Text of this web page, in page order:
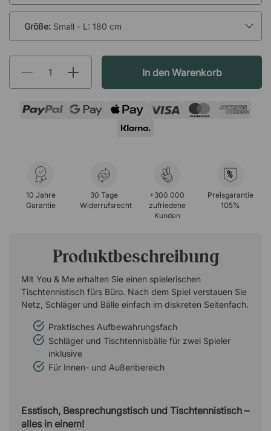
Größe: Small - L: 180 cm
In den Warenkorb
10 Jahre
Garantie
30 Tage
Widerrufsrecht
+300 000
zufriedene
Kunden
%
Preisgarantie
105%
Produktbeschreibung
Mit You & Me erhalten Sie einen spielerischen
Tischtennistisch fürs Büro. Nach dem Spiel verstauen Sie
Netz, Schläger und Bälle einfach im diskreten Seitenfach.
Praktisches Aufbewahrungsfach
Schläger und Tischtennisbälle für zwei Spieler
inklusive
Für Innen- und Außenbereich
Esstisch, Besprechungstisch und Tischtennistisch –
alles in einem!